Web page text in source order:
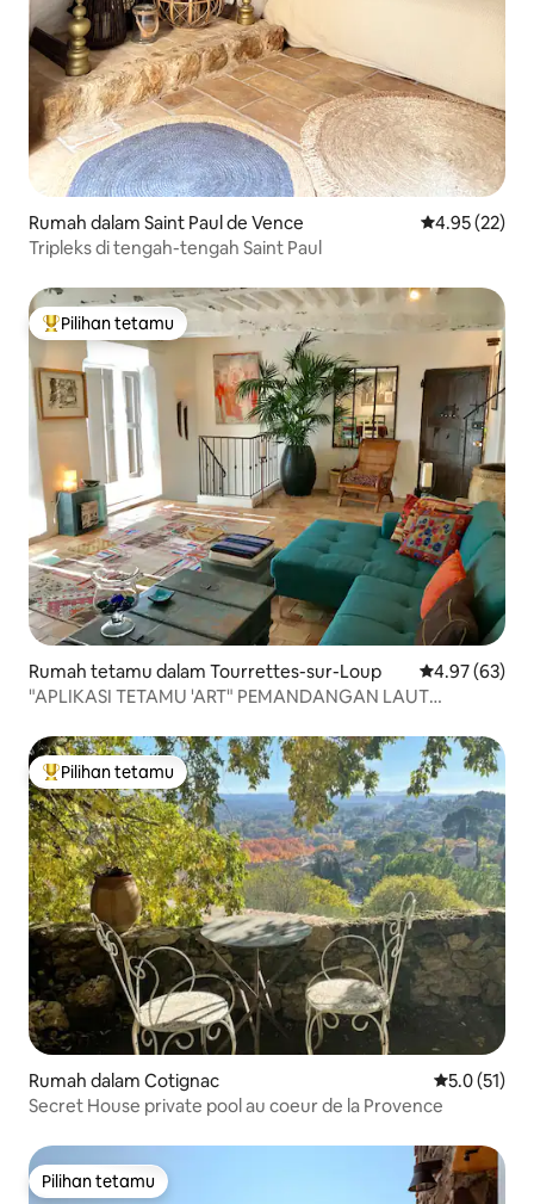
Rumah dalam Saint Paul de Vence Penarafan
4.95 (22)
Tripleks di tengah-tengah Saint Paul
Pilihan utama tetamu
Pilihan tetamu
Rumah tetamu dalam Tourrettes-sur-Loup Penarafan
4.97 (63)
"APLIKASI TETAMU 'ART" PEMANDANGAN LAUT
Pilihan utama tetamu
Pilihan tetamu
Rumah dalam Cotignac Penarafan
5.0 (51)
Secret House private pool au coeur de la Provence
Pilihan tetamu
Pilihan tetamu